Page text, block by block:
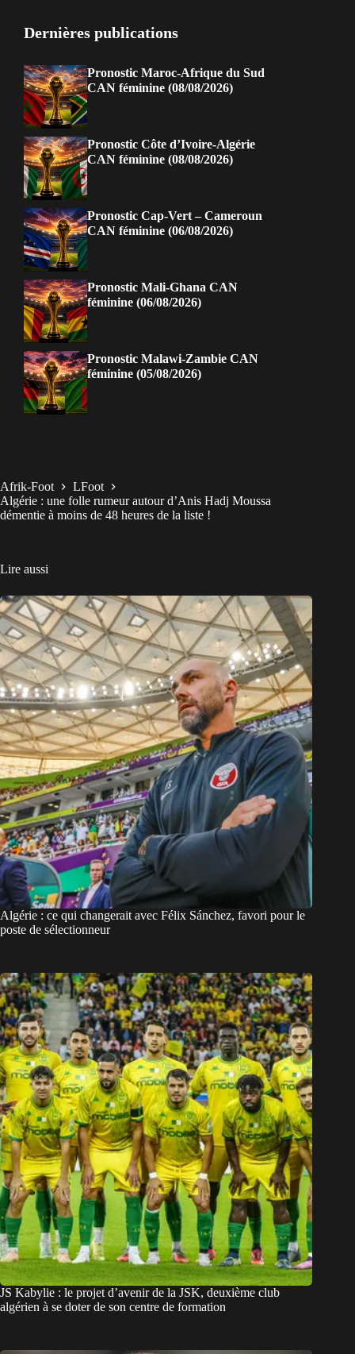
Dernières publications
Pronostic Maroc-Afrique du Sud
CAN féminine (08/08/2026)
Pronostic Côte d’Ivoire-Algérie
CAN féminine (08/08/2026)
Pronostic Cap-Vert – Cameroun
CAN féminine (06/08/2026)
Pronostic Mali-Ghana CAN
féminine (06/08/2026)
Pronostic Malawi-Zambie CAN
féminine (05/08/2026)
Afrik-Foot
LFoot
Algérie : une folle rumeur autour d’Anis Hadj Moussa
démentie à moins de 48 heures de la liste !
Lire aussi
Algérie : ce qui changerait avec Félix Sánchez, favori pour le
poste de sélectionneur
JS Kabylie : le projet d’avenir de la JSK, deuxième club
algérien à se doter de son centre de formation